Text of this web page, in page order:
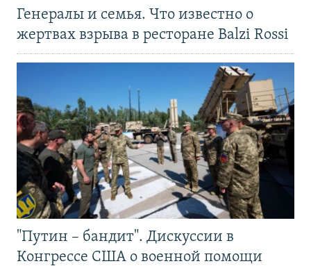
Генералы и семья. Что известно о
жертвах взрыва в ресторане Balzi Rossi
"Путин – бандит". Дискуссии в
Конгрессе США о военной помощи